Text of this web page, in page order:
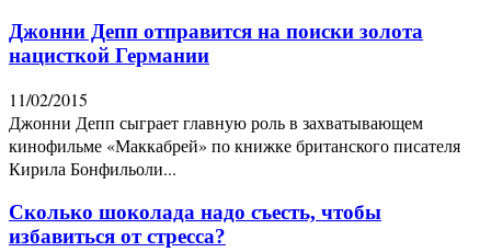
Джонни Депп отправится на поиски золота
нацисткой Германии
11/02/2015
Джонни Депп сыграет главную роль в захватывающем
кинофильме «Маккабрей» по книжке британского писателя
Кирила Бонфильоли...
Сколько шоколада надо съесть, чтобы
избавиться от стресса?